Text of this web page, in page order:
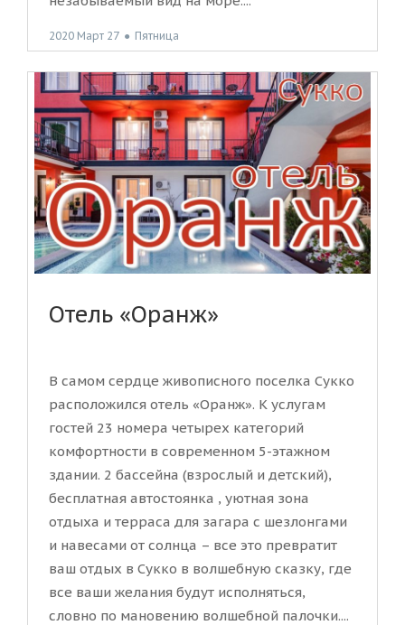
2020 Март 27 ● Пятница
Отель «Оранж»
В самом сердце живописного поселка Сукко
расположился отель «Оранж». К услугам
гостей 23 номера четырех категорий
комфортности в современном 5-этажном
здании. 2 бассейна (взрослый и детский),
бесплатная автостоянка , уютная зона
отдыха и терраса для загара с шезлонгами
и навесами от солнца – все это превратит
ваш отдых в Сукко в волшебную сказку, где
все ваши желания будут исполняться,
словно по мановению волшебной палочки....